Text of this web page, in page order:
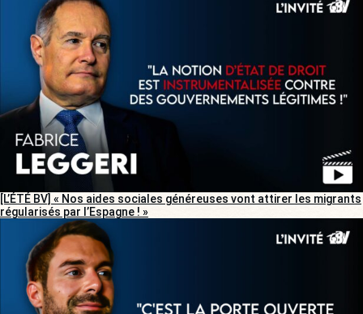
[L’ÉTÉ BV] « Nos aides sociales généreuses vont attirer les migrants
régularisés par l’Espagne ! »